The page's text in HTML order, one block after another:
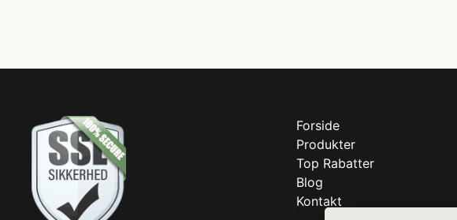
Forside
Produkter
Top Rabatter
Blog
Kontakt